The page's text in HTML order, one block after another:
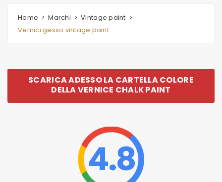
Home Marchi
Vintage paint
Vernici gesso vintage paint
SCARICA ADESSO LA CARTELLA COLORE
DELLA VERNICE CHALK PAINT
4.8